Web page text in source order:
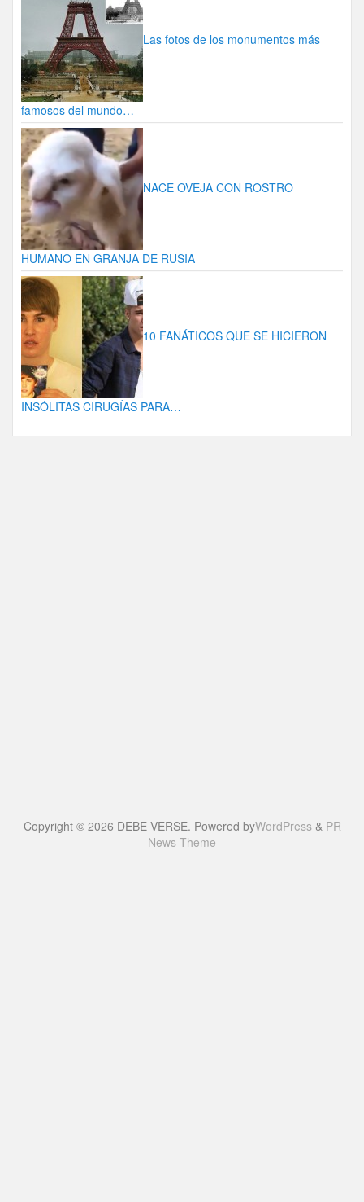
Las fotos de los monumentos más
famosos del mundo…
NACE OVEJA CON ROSTRO
HUMANO EN GRANJA DE RUSIA
10 FANÁTICOS QUE SE HICIERON
INSÓLITAS CIRUGÍAS PARA…
Copyright © 2026 DEBE VERSE. Powered byWordPress& PR
News Theme